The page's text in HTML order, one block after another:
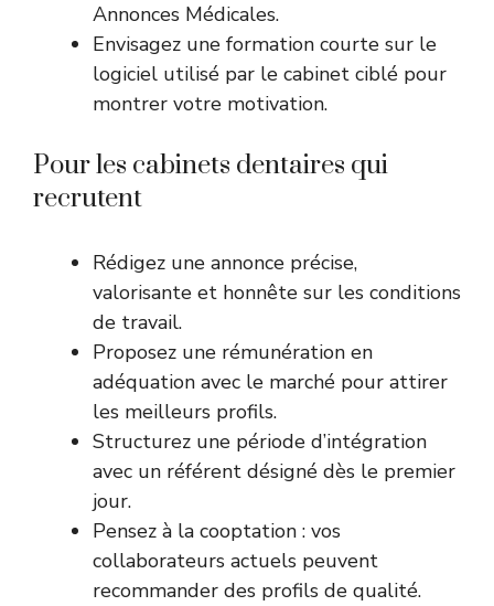
Annonces Médicales.
Envisagez une formation courte sur le
logiciel utilisé par le cabinet ciblé pour
montrer votre motivation.
Pour les cabinets dentaires qui
recrutent
Rédigez une annonce précise,
valorisante et honnête sur les conditions
de travail.
Proposez une rémunération en
adéquation avec le marché pour attirer
les meilleurs profils.
Structurez une période d’intégration
avec un référent désigné dès le premier
jour.
Pensez à la cooptation : vos
collaborateurs actuels peuvent
recommander des profils de qualité.